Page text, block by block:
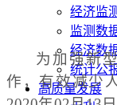
经济监
监测数
经济数
统计公
高质量发展
为加强新
作，有效减少